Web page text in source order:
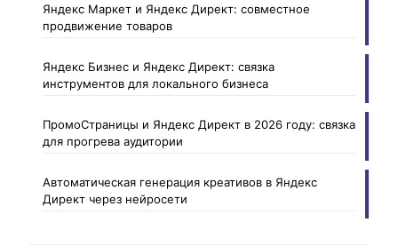
Яндекс Маркет и Яндекс Директ: совместное
продвижение товаров
Яндекс Бизнес и Яндекс Директ: связка
инструментов для локального бизнеса
ПромоСтраницы и Яндекс Директ в 2026 году: связка
для прогрева аудитории
Автоматическая генерация креативов в Яндекс
Директ через нейросети